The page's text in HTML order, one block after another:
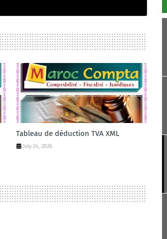
Tableau de déduction TVA XML
July 24, 2026